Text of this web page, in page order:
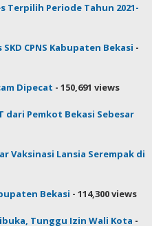
Terpilih Periode Tahun 2021-
CPNS Kabupaten Bekasi -
Dipecat - 150,691 views
dari Pemkot Bekasi Sebesar
Vaksinasi Lansia Serempak di
Bekasi - 114,300 views
Tunggu Izin Wali Kota -